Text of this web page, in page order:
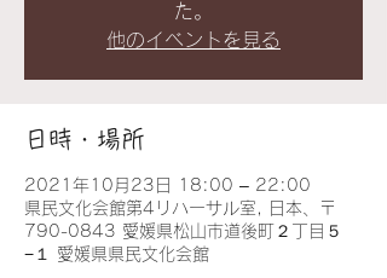
た。
他のイベントを見る
日時・場所
2021年10月23日 18:00 – 22:00
県民文化会館第4リハーサル室, 日本、〒
790-0843 愛媛県松山市道後町２丁目５
−１ 愛媛県県民文化会館